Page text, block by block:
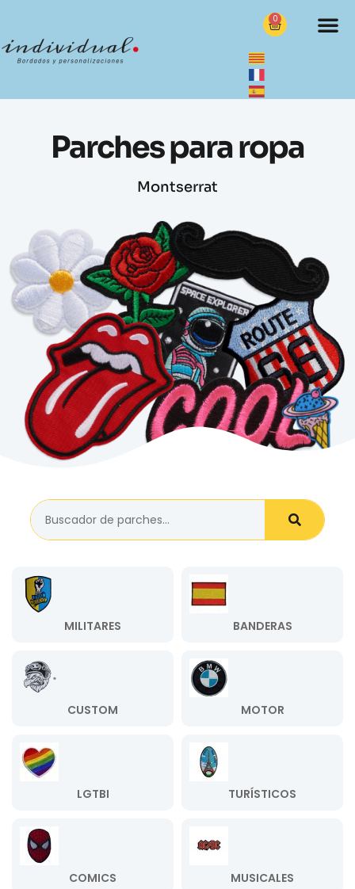
0
Parches para ropa
Montserrat
MILITARES BANDERAS
CUSTOM MOTOR
LGTBI TURÍSTICOS
COMICS MUSICALES